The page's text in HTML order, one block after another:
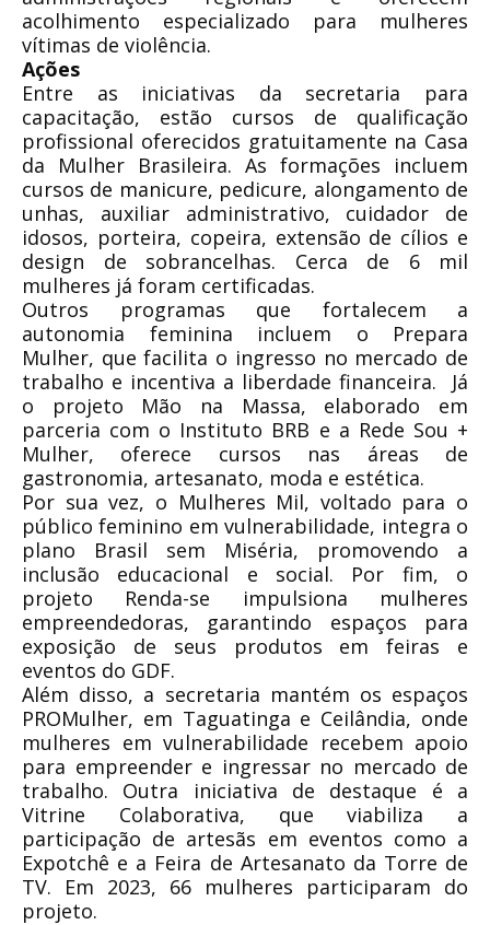
acolhimento especializado para mulheres
vítimas de violência.
Ações
Entre as iniciativas da secretaria para
capacitação, estão cursos de qualificação
profissional oferecidos gratuitamente na Casa
da Mulher Brasileira. As formações incluem
cursos de manicure, pedicure, alongamento de
unhas, auxiliar administrativo, cuidador de
idosos, porteira, copeira, extensão de cílios e
design de sobrancelhas. Cerca de 6 mil
mulheres já foram certificadas.
Outros programas que fortalecem a
autonomia feminina incluem o Prepara
Mulher, que facilita o ingresso no mercado de
trabalho e incentiva a liberdade financeira. Já
o projeto Mão na Massa, elaborado em
parceria com o Instituto BRB e a Rede Sou +
Mulher, oferece cursos nas áreas de
gastronomia, artesanato, moda e estética.
Por sua vez, o Mulheres Mil, voltado para o
público feminino em vulnerabilidade, integra o
plano Brasil sem Miséria, promovendo a
inclusão educacional e social. Por fim, o
projeto Renda-se impulsiona mulheres
empreendedoras, garantindo espaços para
exposição de seus produtos em feiras e
eventos do GDF.
Além disso, a secretaria mantém os espaços
PROMulher, em Taguatinga e Ceilândia, onde
mulheres em vulnerabilidade recebem apoio
para empreender e ingressar no mercado de
trabalho. Outra iniciativa de destaque é a
Vitrine Colaborativa, que viabiliza a
participação de artesãs em eventos como a
Expotchê e a Feira de Artesanato da Torre de
TV. Em 2023, 66 mulheres participaram do
projeto.